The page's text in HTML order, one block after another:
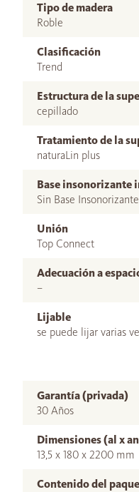
Tipo de madera
Roble
Clasificación
Trend
Estructura de la
cepillado
Tratamiento de la
naturaLin plus
Base insonorizante
Sin Base Insonorizante
Unión
Top Connect
Adecuación a
–
Lijable
se puede lijar varias
Garantía (privada)
30 Años
Dimensiones (al x
13,5 x 180 x 2200 mm
Contenido del